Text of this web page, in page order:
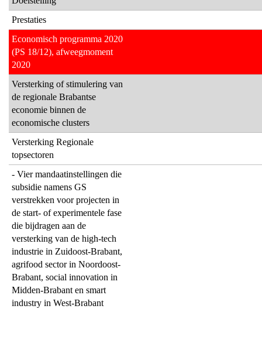
Wat
willen
bereiken
daarvoor
doen?
Overzicht
prestaties
bijstelling
Prestaties
Economisch programma 2020
(PS 18/12), afweegmoment
2020
Versterking of stimulering van
de regionale Brabantse
economie binnen de
economische clusters
Versterking Regionale
topsectoren
- Vier mandaatinstellingen die
subsidie namens GS
verstrekken voor projecten in
de start- of experimentele fase
die bijdragen aan de
versterking van de high-tech
industrie in Zuidoost-Brabant,
agrifood sector in Noordoost-
Brabant, social innovation in
Midden-Brabant en smart
industry in West-Brabant